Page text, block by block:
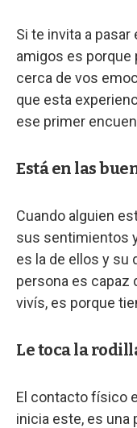
Si te invita a
amigos es porque
cerca de vos
que esta
ese primer
Está en las
Cuando alguien
sus sentimientos
es la de ellos y su
persona es capaz
vivís, es porque
Le toca la
El contacto físico
inicia este, es una